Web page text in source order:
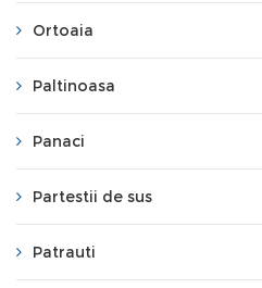
Ortoaia
Paltinoasa
Panaci
Partestii de sus
Patrauti